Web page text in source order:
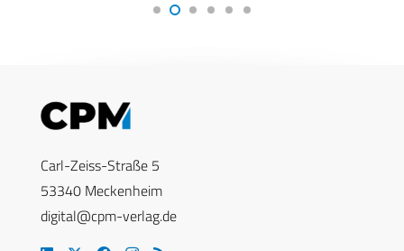
Carl-Zeiss-Straße 5
53340 Meckenheim
digital@cpm-verlag.de